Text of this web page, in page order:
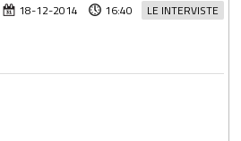
LE INTERVISTE
18-12-2014 16:40